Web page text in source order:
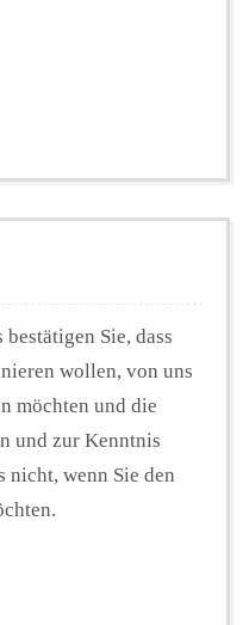
Sie, dass
wollen, von uns
möchten und die
und zur Kenntnis
nicht, wenn Sie den